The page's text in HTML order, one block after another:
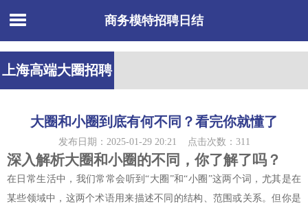
商务模特招聘日结
上海高端大圈招聘
大圈和小圈到底有何不同？看完你就懂了
发布日期：2025-01-29 20:21 点击次数：311
深入解析大圈和小圈的不同，你了解了吗？
在日常生活中，我们常常会听到“大圈”和“小圈”这两个词，尤其是在
某些领域中，这两个术语用来描述不同的结构、范围或关系。但你是